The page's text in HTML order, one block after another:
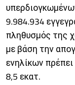
9.984.934
πληθυσμός της
με βάση την
ενηλίκων
8,5 εκατ.